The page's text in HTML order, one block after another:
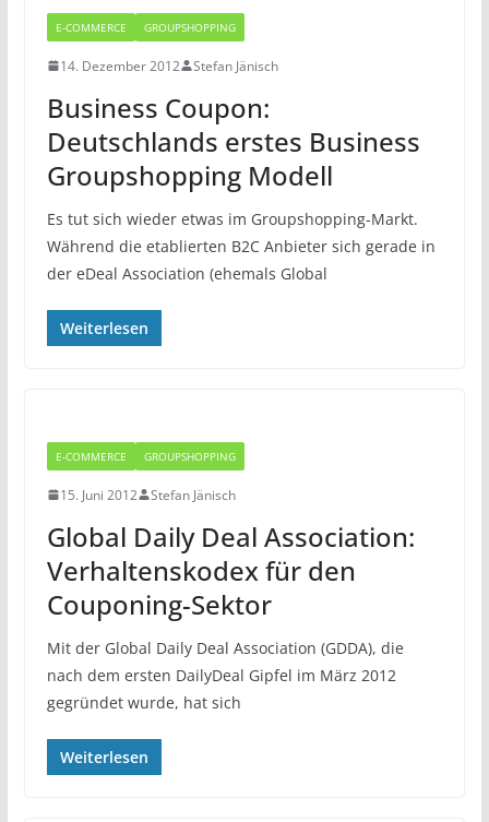
E-COMMERCE GROUPSHOPPING
14. Dezember 2012 Stefan Jänisch
Business Coupon:
Deutschlands erstes Business
Groupshopping Modell
Es tut sich wieder etwas im Groupshopping-Markt.
Während die etablierten B2C Anbieter sich gerade in
der eDeal Association (ehemals Global
Weiterlesen
E-COMMERCE GROUPSHOPPING
15. Juni 2012 Stefan Jänisch
Global Daily Deal Association:
Verhaltenskodex für den
Couponing-Sektor
Mit der Global Daily Deal Association (GDDA), die
nach dem ersten DailyDeal Gipfel im März 2012
gegründet wurde, hat sich
Weiterlesen